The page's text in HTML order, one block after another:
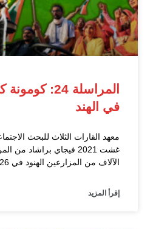
المراسلة 24:
في الهند
غشت 2021 فيجاي براشاد
الآلاف من المزارعين الهنود في 26 يونيو/ حزيران
إقرأ المزيد